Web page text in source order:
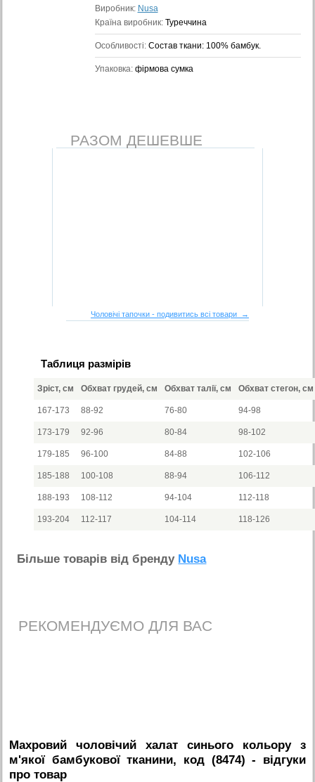
Виробник: Nusa
Країна виробник: Туреччина
Особливості: Состав ткани: 100% бамбук.
Упаковка: фірмова сумка
РАЗОМ ДЕШЕВШЕ
Чоловічі тапочки - подивитись всі товари →
Таблиця размірів
Зріст, см Обхват грудей, см Обхват талії, см Обхват стегон, см
167-173 88-92 76-80 94-98
173-179 92-96 80-84 98-102
179-185 96-100 84-88 102-106
185-188 100-108 88-94 106-112
188-193 108-112 94-104 112-118
193-204 112-117 104-114 118-126
Бiльше товарiв вiд бренду Nusa
РЕКОМЕНДУЄМО ДЛЯ ВАС
Махровий чоловічий халат синього кольору з
м'якої бамбукової тканини, код (8474) - вiдгуки
про товар